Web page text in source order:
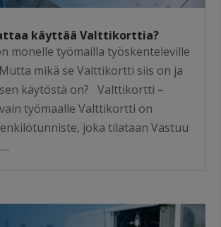
käyttää Valttikorttia?
monelle työmailla työskenteleville
mikä se Valttikortti siis on ja
käytöstä on? Valttikortti –
työmaalle Valttikortti on
joka tilataan Vastuu